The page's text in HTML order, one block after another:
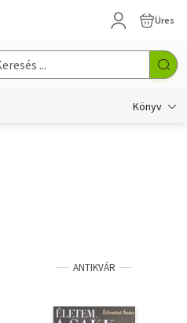
Üres
Könyv
ANTIKVÁR